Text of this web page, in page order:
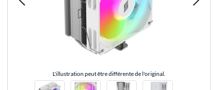
L'illustration peut être différente de l'original.